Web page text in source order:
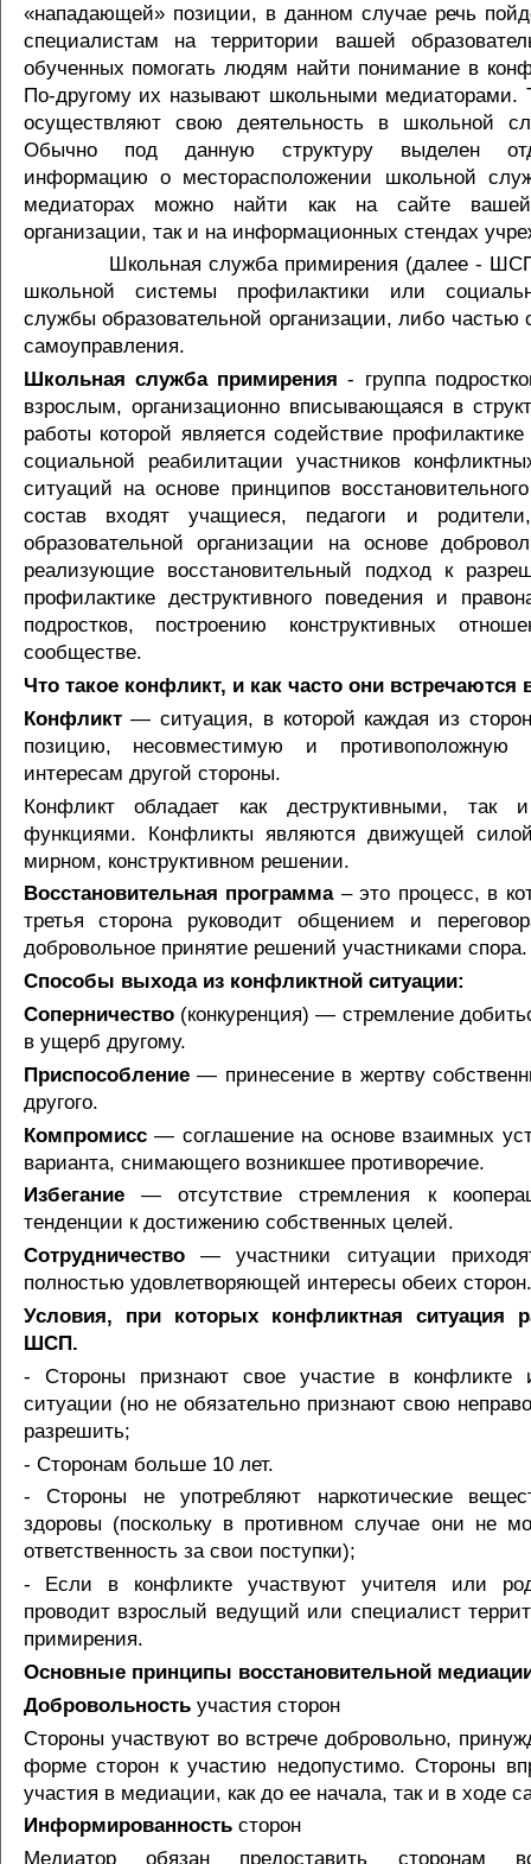
«нападающей» позиции, в данном случае речь
специалистам на территории вашей
обученных помогать людям найти понимание в
По-другому их называют школьными медиаторами.
осуществляют свою деятельность в школьной
Обычно под данную структуру выделен
информацию о месторасположении школьной
медиаторах можно найти как на сайте вашей
организации, так и на информационных стендах
Школьная служба примирения (далее - ШСП)
школьной системы профилактики или
службы образовательной организации, либо частью
самоуправления.
Школьная служба примирения - группа
взрослым, организационно вписывающаяся в
работы которой является содействие
социальной реабилитации участников
ситуаций на основе принципов
состав входят учащиеся, педагоги и
образовательной организации на основе
реализующие восстановительный подход к
профилактике деструктивного поведения и
подростков, построению конструктивных
сообществе.
Что такое конфликт, и как часто они встречаются
Конфликт— ситуация, в которой каждая из
позицию, несовместимую и
интересам другой стороны.
Конфликт обладает как деструктивными, так и
функциями. Конфликты являются движущей
мирном, конструктивном решении.
Восстановительная программа– это процесс, в
третья сторона руководит общением и
добровольное принятие решений участниками спора.
Способы выхода из конфликтной ситуации:
Соперничество(конкуренция) — стремление
в ущерб другому.
Приспособление— принесение в жертву
другого.
Компромисс— соглашение на основе взаимных
варианта, снимающего возникшее противоречие.
Избегание— отсутствие стремления к
тенденции к достижению собственных целей.
Сотрудничество— участники ситуации
полностью удовлетворяющей интересы обеих сторон.
Условия, при которых конфликтная ситуация
ШСП.
- Стороны признают свое участие в конфликте
ситуации (но не обязательно признают свою
разрешить;
- Сторонам больше 10 лет.
- Стороны не употребляют наркотические
здоровы (поскольку в противном случае они не
ответственность за свои поступки);
- Если в конфликте участвуют учителя или
проводит взрослый ведущий или специалист
примирения.
Основные принципы восстановительной
Добровольностьучастия сторон
Стороны участвуют во встрече добровольно,
форме сторон к участию недопустимо. Стороны
участия в медиации, как до ее начала, так и в ходе
Информированностьсторон
Медиатор обязан предоставить сторонам